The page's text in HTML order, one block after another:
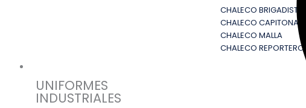
CHALECO BRIGADISTA
CHALECO CAPITONADO
CHALECO MALLA
CHALECO REPORTEROS
UNIFORMES
INDUSTRIALES